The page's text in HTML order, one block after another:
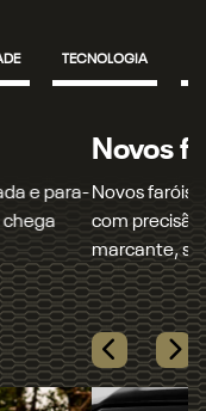
TECNOLOGIA
seu caminho
e um visual